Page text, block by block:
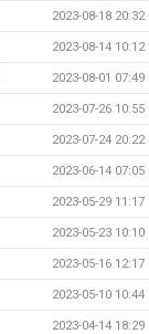
2023-08-18 20:32
2023-08-14 10:12
2023-08-01 07:49
2023-07-26 10:55
2023-07-24 20:22
2023-06-14 07:05
2023-05-29 11:17
2023-05-23 10:10
2023-05-16 12:17
2023-05-10 10:44
2023-04-14 18:29